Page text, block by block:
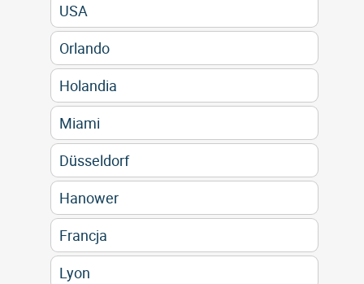
USA
Orlando
Holandia
Miami
Düsseldorf
Hanower
Francja
Lyon